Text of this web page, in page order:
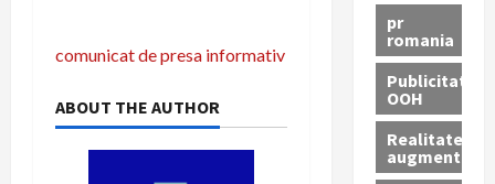
N
a
comunicat de presa informativ
ABOUT THE AUTHOR
pr
romania
Publicitate
OOH
Realitatea
augmentată